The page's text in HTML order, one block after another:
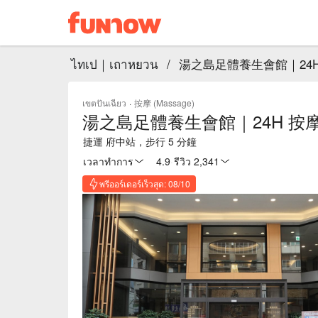
ไทเป｜เถาหยวน / 湯之島足體養生會館｜
เขตปันเฉียว · 按摩 (Massage)
湯之島足體養生會館｜24H 按
捷運 府中站，步行 5 分鐘
เวลาทำการ
4.9 รีวิว 2,341
พรีออร์เดอร์เร็วสุด: 08/10